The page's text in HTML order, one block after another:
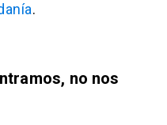
.
no nos